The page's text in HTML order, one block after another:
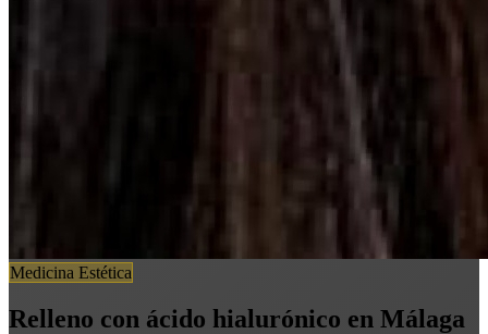
Medicina Estética
Relleno con ácido hialurónico en Málaga